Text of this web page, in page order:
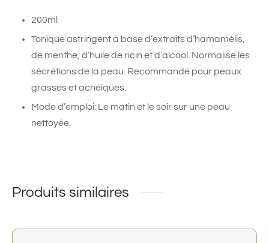
200ml
Tonique astringent à base d’extraits d’hamamélis,
de menthe, d’huile de ricin et d’alcool. Normalise les
sécrétions de la peau. Recommandé pour peaux
grasses et acnéiques.
Mode d’emploi: Le matin et le soir sur une peau
nettoyée.
Produits similaires